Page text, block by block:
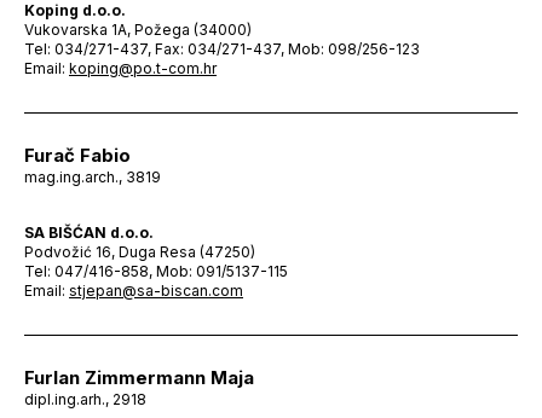
Koping d.o.o.
Vukovarska 1A, Požega (34000)
Tel: 034/271-437, Fax: 034/271-437, Mob: 098/256-123
Email: koping@po.t-com.hr
Furač Fabio
mag.ing.arch., 3819
SA BIŠĆAN d.o.o.
Podvožić 16, Duga Resa (47250)
Tel: 047/416-858, Mob: 091/5137-115
Email: stjepan@sa-biscan.com
Furlan Zimmermann Maja
dipl.ing.arh., 2918